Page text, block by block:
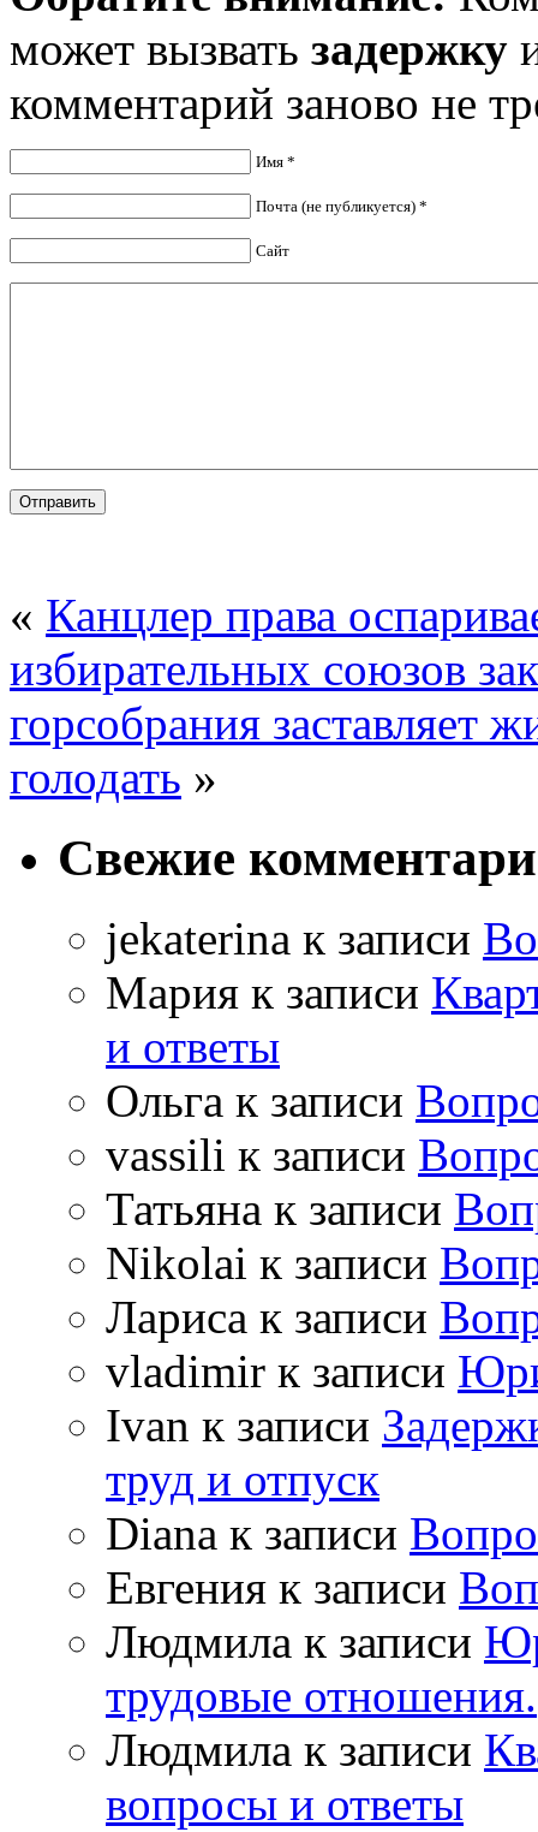
может вызвать задержку
комментарий заново не
Имя *
Почта (не публикуется) *
Сайт
« Канцлер права
избирательных союзов
горсобрания заставляет
голодать »
Свежие
jekaterina к записи
Мария к записи
и ответы
Ольга к записи
vassili к записи
Татьяна к записи
Nikolai к записи
Лариса к записи
vladimir к записи
Ivan к записи
труд и отпуск
Diana к записи
Евгения к записи
Людмила к записи
трудовые отношения.
Людмила к записи
вопросы и ответы